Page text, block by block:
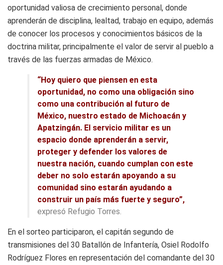
oportunidad valiosa de crecimiento personal, donde
aprenderán de disciplina, lealtad, trabajo en equipo, además
de conocer los procesos y conocimientos básicos de la
doctrina militar, principalmente el valor de servir al pueblo a
través de las fuerzas armadas de México.
“Hoy quiero que piensen en esta
oportunidad, no como una obligación sino
como una contribución al futuro de
México, nuestro estado de Michoacán y
Apatzingán. El servicio militar es un
espacio donde aprenderán a servir,
proteger y defender los valores de
nuestra nación, cuando cumplan con este
deber no solo estarán apoyando a su
comunidad sino estarán ayudando a
construir un país más fuerte y seguro”,
expresó Refugio Torres.
En el sorteo participaron, el capitán segundo de
transmisiones del 30 Batallón de Infantería, Osiel Rodolfo
Rodríguez Flores en representación del comandante del 30